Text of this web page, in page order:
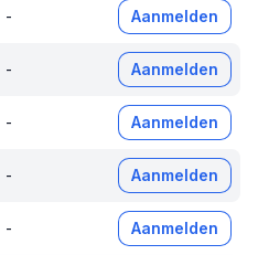
- Aanmelden
- Aanmelden
- Aanmelden
- Aanmelden
- Aanmelden